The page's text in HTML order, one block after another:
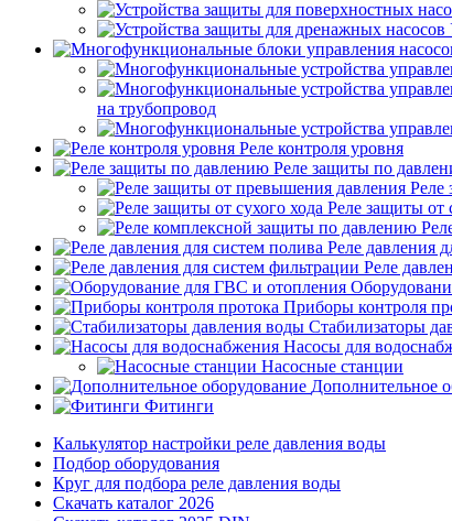
на трубопровод
Реле контроля уровня
Реле защиты по
Реле
Реле защиты от
Реле давления
Реле
Приборы контроля
Стабилизаторы
Насосы для
Насосные станции
Дополнительное
Фитинги
Калькулятор настройки реле давления воды
Подбор оборудования
Круг для подбора реле давления воды
Скачать каталог 2026